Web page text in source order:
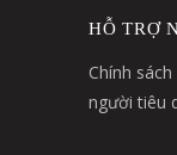
HỖ TRỢ
Chính
người tiêu